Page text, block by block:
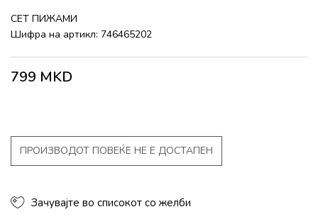
СЕТ ПИЖАМИ
Шифра на артикл: 746465202
799 MKD
ПРОИЗВОДОТ ПОВЕЌЕ НЕ Е ДОСТАПЕН
Зачувајте во списокот со желби